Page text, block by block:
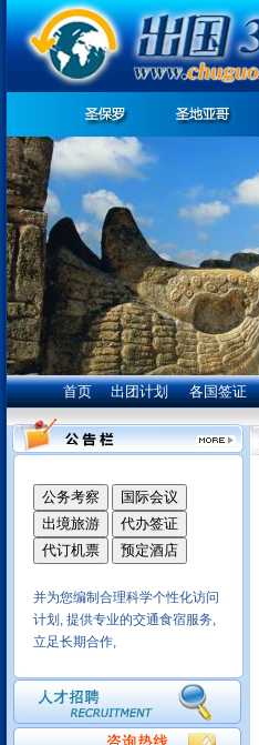
首页 出团计划 各国签证
我们竭诚为您服务:
并为您编制合理科学个性化访问
计划, 提供专业的交通食宿服务,
立足长期合作,
我们在拉美和北美地区商务考察
十年操作经验,保质保量,商务活
动安排细致